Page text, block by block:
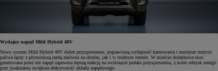
Wydajny napęd Mild Hybrid 48V
Nowy system Mild Hybrid 48V dobre przyspieszenie, poprawioną wydajność hamowania i mniejsze zużycie
paliwa łączy z płynniejszą jazdą zarówno na drodze, jak i w trudnym terenie. W mieście dodatkowa moc
generowana przez ten napęd zapewnia lepszą reakcję na wciśnięcie pedału przyspieszenia, z kolei odzysk energii
przy zwalnianiu zwiększa efektywność układu napędowego.